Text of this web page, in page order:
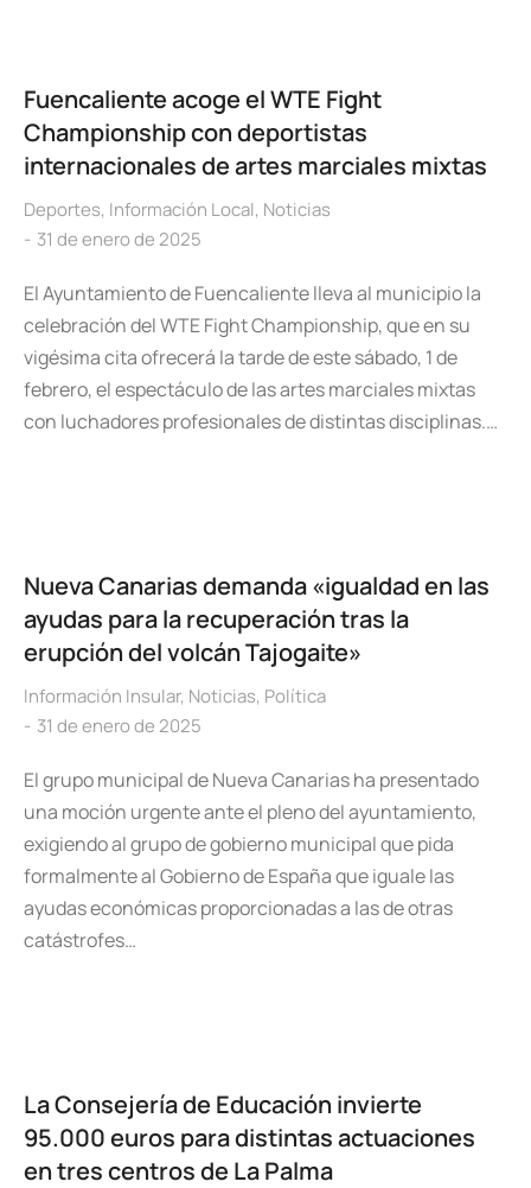
Fuencaliente acoge el WTE Fight
Championship con deportistas
internacionales de artes marciales mixtas
Deportes, Información Local, Noticias
31 de enero de 2025
El Ayuntamiento de Fuencaliente lleva al municipio la
celebración del WTE Fight Championship, que en su
vigésima cita ofrecerá la tarde de este sábado, 1 de
febrero, el espectáculo de las artes marciales mixtas
con luchadores profesionales de distintas disciplinas.…
Nueva Canarias demanda «igualdad en las
ayudas para la recuperación tras la
erupción del volcán Tajogaite»
Información Insular, Noticias, Política
31 de enero de 2025
El grupo municipal de Nueva Canarias ha presentado
una moción urgente ante el pleno del ayuntamiento,
exigiendo al grupo de gobierno municipal que pida
formalmente al Gobierno de España que iguale las
ayudas económicas proporcionadas a las de otras
catástrofes…
La Consejería de Educación invierte
95.000 euros para distintas actuaciones
en tres centros de La Palma